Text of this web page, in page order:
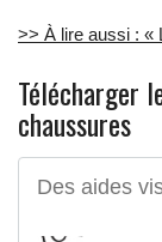
>> À lire aussi : «
Télécharger
chaussures
Des aides